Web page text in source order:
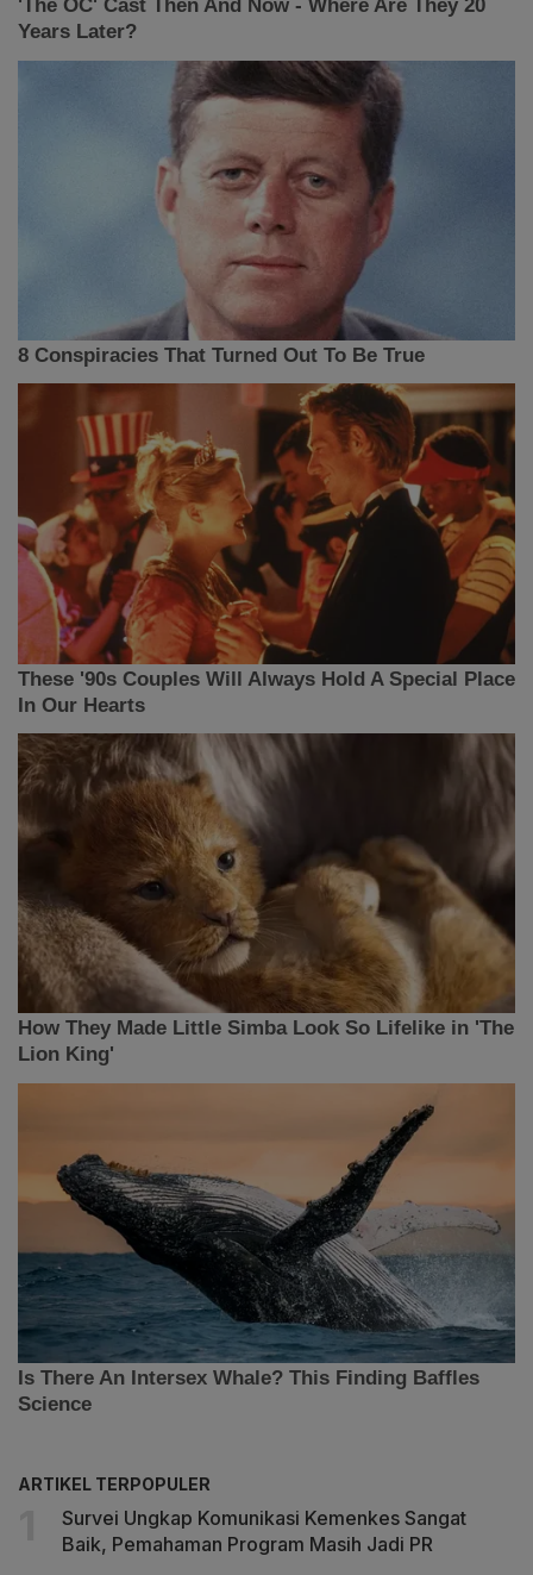
ARTIKEL TERPOPULER
Survei Ungkap Komunikasi Kemenkes Sangat
Baik, Pemahaman Program Masih Jadi PR